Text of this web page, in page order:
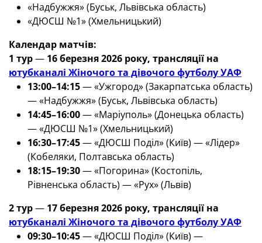
«Надбужжя» (Буськ, Львівська область)
«ДЮСШ №1» (Хмельницький)
Календар матчів:
1 тур— 16 березня 2026 року, трансляції на
ютубканалі Жіночого та дівочого футболу УАФ
13:00–14:15— «Ужгород» (Закарпатська область)
— «Надбужжя» (Буськ, Львівська область)
14:45–16:00— «Маріуполь» (Донецька область)
— «ДЮСШ №1» (Хмельницький)
16:30–17:45— «ДЮСШ Поділ» (Київ) — «Лідер»
(Кобеляки, Полтавська область)
18:15–19:30— «Погорина» (Костопіль,
Рівненська область) — «Рух» (Львів)
2 тур— 17 березня 2026 року, трансляції на
ютубканалі Жіночого та дівочого футболу УАФ
09:30–10:45— «ДЮСШ Поділ» (Київ) —